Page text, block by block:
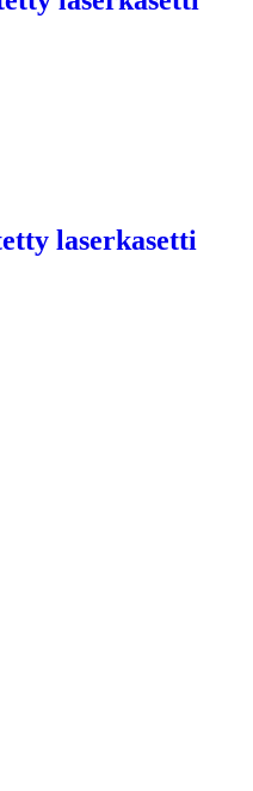
laserkasetti